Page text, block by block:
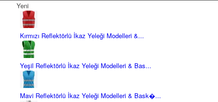
Yeni
Kırmızı Reflektörlü İkaz Yeleği Modelleri &...
Yeşil Reflektörlü İkaz Yeleği Modelleri & Bas...
Mavi Reflektörlü İkaz Yeleği Modelleri & Bask�...